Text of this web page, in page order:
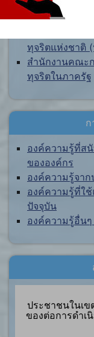
ทุจริตแห่งชาติ
สำนักงานคณะ
ทุจริตในภาครัฐ
ก
องค์ความรู้ที่ส
ขององค์กร
องค์ความรู้จา
องค์ความรู้ที่ใ
ปัจจุบัน
องค์ความรู้อื่น
ประชาชนในเ
ของต่อการดำเ